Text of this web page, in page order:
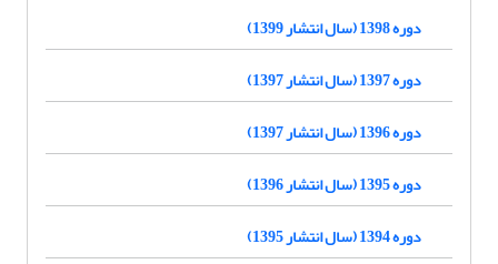
دوره 1398 (سال انتشار 1399)
دوره 1397 (سال انتشار 1397)
دوره 1396 (سال انتشار 1397)
دوره 1395 (سال انتشار 1396)
دوره 1394 (سال انتشار 1395)